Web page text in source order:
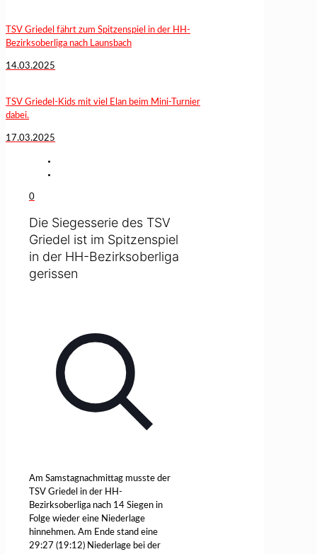
TSV Griedel fährt zum Spitzenspiel in der HH-
Bezirksoberliga nach Launsbach
14.03.2025
TSV Griedel-Kids mit viel Elan beim Mini-Turnier
dabei.
17.03.2025
0
Die Siegesserie des TSV
Griedel ist im Spitzenspiel
in der HH-Bezirksoberliga
gerissen
Am Samstagnachmittag musste der
TSV Griedel in der HH-
Bezirksoberliga nach 14 Siegen in
Folge wieder eine Niederlage
hinnehmen. Am Ende stand eine
29:27 (19:12) Niederlage bei der